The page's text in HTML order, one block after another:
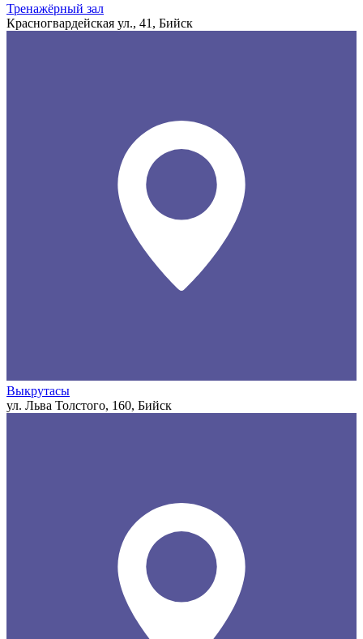
Тренажёрный зал
Красногвардейская ул., 41, Бийск
Выкрутасы
ул. Льва Толстого, 160, Бийск